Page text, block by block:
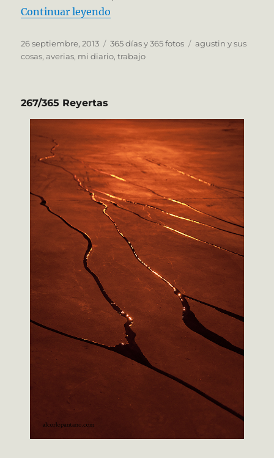
Continuar leyendo
Publicado
el
26 septiembre, 2013 Categorías
365 días y 365 fotos Etiquetas
agustin y sus
cosas,averias, mi diario,trabajo
267/365 Reyertas